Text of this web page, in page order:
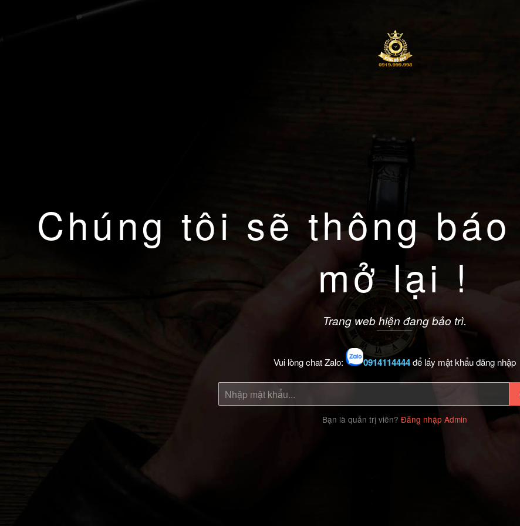
Chúng tôi sẽ thông
mở lại !
Trang web hiện đang bảo trì.
Vui lòng chat Zalo: 0914114444để lấy mật khẩu đăng nhập
Bạn là quản trị viên? Đăng nhập Admin